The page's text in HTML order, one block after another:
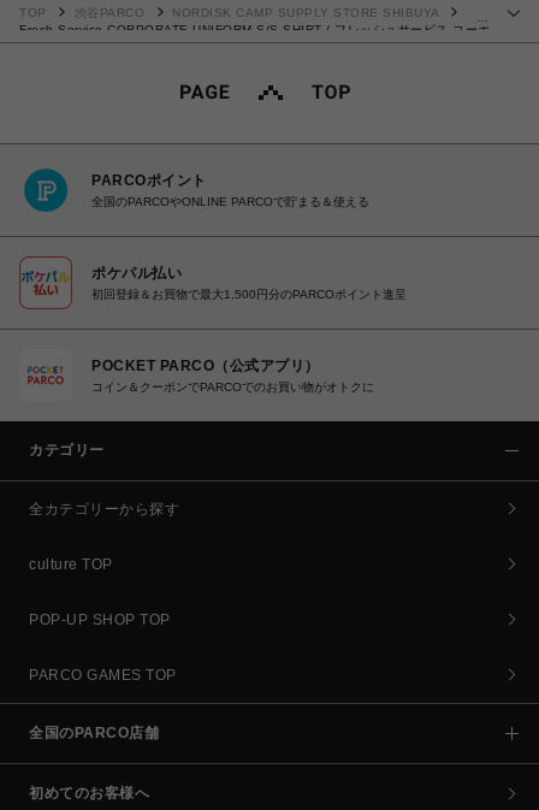
TOP 渋谷PARCO
NORDISK CAMP SUPPLY STORE SHIBUYA
Fresh Service CORPORATE UNIFORM S/S SHIRT / フレッシュサービス コーポ
レート ユニフォーム S/S シャツ
PARCOポイント
全国のPARCOやONLINE PARCOで貯まる＆使える
ポケパル払い
初回登録＆お買物で最大1,500円分のPARCOポイント進呈
POCKET PARCO（公式アプリ）
コイン＆クーポンでPARCOでのお買い物がオトクに
カテゴリー
全カテゴリーから探す
culture TOP
POP-UP SHOP TOP
PARCO GAMES TOP
全国のPARCO店舗
初めてのお客様へ